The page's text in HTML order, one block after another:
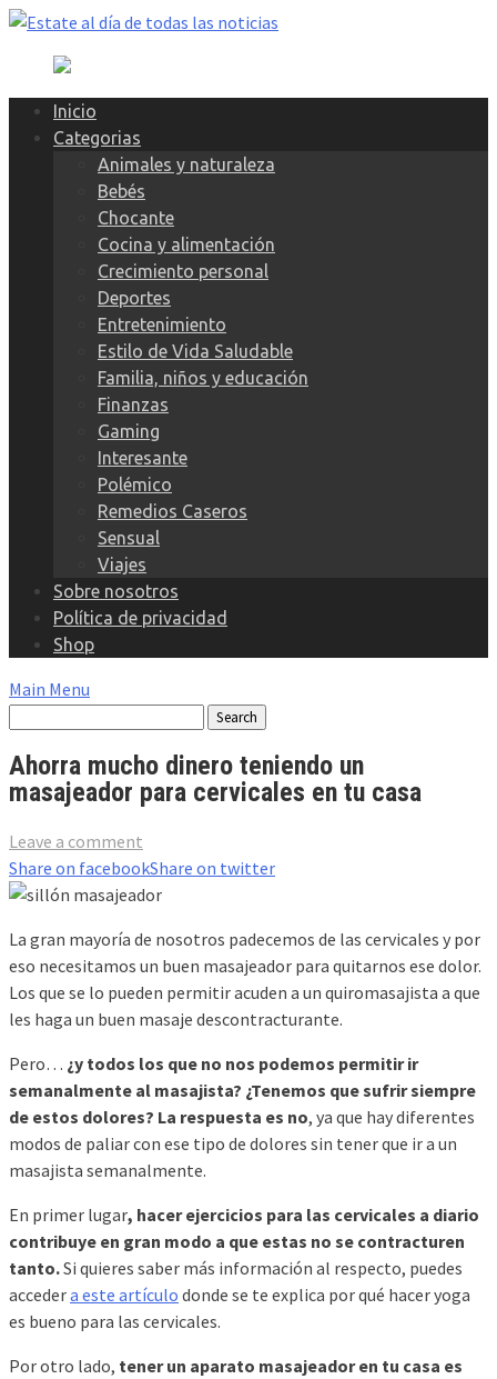
Skip
content
Inicio
Categorias
Animales y naturaleza
Bebés
Chocante
Cocina y alimentación
Crecimiento personal
Deportes
Entretenimiento
Estilo de Vida Saludable
Familia, niños y educación
Finanzas
Gaming
Interesante
Polémico
Remedios Caseros
Sensual
Viajes
Sobre nosotros
Política de privacidad
Shop
Main Menu
Ahorra mucho dinero teniendo un
masajeador para cervicales en tu casa
Leave a comment
Share on facebookShare on twitter
La gran mayoría de nosotros padecemos de las cervicales y por
eso necesitamos un buen masajeador para quitarnos ese dolor.
Los que se lo pueden permitir acuden a un quiromasajista a que
les haga un buen masaje descontracturante.
Pero… ¿y todos los que no nos podemos permitir ir
semanalmente al masajista? ¿Tenemos que sufrir siempre
de estos dolores? La respuesta es no, ya que hay diferentes
modos de paliar con ese tipo de dolores sin tener que ir a un
masajista semanalmente.
En primer lugar, hacer ejercicios para las cervicales a diario
contribuye en gran modo a que estas no se contracturen
tanto.Si quieres saber más información al respecto, puedes
accedera este artículo donde se te explica por qué hacer yoga
es bueno para las cervicales.
Por otro lado, tener un aparato masajeador en tu casa es